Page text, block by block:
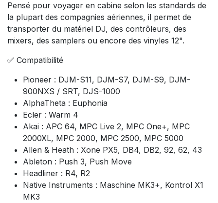
Pensé pour voyager en cabine selon les standards de
la plupart des compagnies aériennes, il permet de
transporter du matériel DJ, des contrôleurs, des
mixers, des samplers ou encore des vinyles 12".
✅ Compatibilité
Pioneer : DJM-S11, DJM-S7, DJM-S9, DJM-
900NXS / SRT, DJS-1000
AlphaTheta : Euphonia
Ecler : Warm 4
Akai : APC 64, MPC Live 2, MPC One+, MPC
2000XL, MPC 2000, MPC 2500, MPC 5000
Allen & Heath : Xone PX5, DB4, DB2, 92, 62, 43
Ableton : Push 3, Push Move
Headliner : R4, R2
Native Instruments : Maschine MK3+, Kontrol X1
MK3